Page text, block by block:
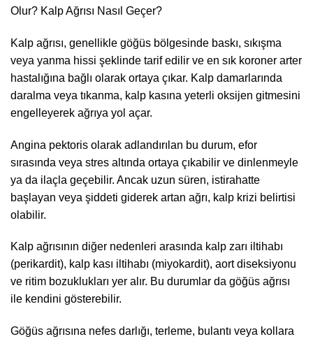
Olur? Kalp Ağrısı Nasıl Geçer?
Kalp ağrısı, genellikle göğüs bölgesinde baskı, sıkışma
veya yanma hissi şeklinde tarif edilir ve en sık koroner arter
hastalığına bağlı olarak ortaya çıkar. Kalp damarlarında
daralma veya tıkanma, kalp kasına yeterli oksijen gitmesini
engelleyerek ağrıya yol açar.
Angina pektoris olarak adlandırılan bu durum, efor
sırasında veya stres altında ortaya çıkabilir ve dinlenmeyle
ya da ilaçla geçebilir. Ancak uzun süren, istirahatte
başlayan veya şiddeti giderek artan ağrı, kalp krizi belirtisi
olabilir.
Kalp ağrısının diğer nedenleri arasında kalp zarı iltihabı
(perikardit), kalp kası iltihabı (miyokardit), aort diseksiyonu
ve ritim bozuklukları yer alır. Bu durumlar da göğüs ağrısı
ile kendini gösterebilir.
Göğüs ağrısına nefes darlığı, terleme, bulantı veya kollara